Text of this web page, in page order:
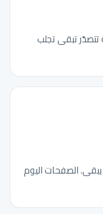
تبقى تجلب
يبقى. الصفحات اليوم